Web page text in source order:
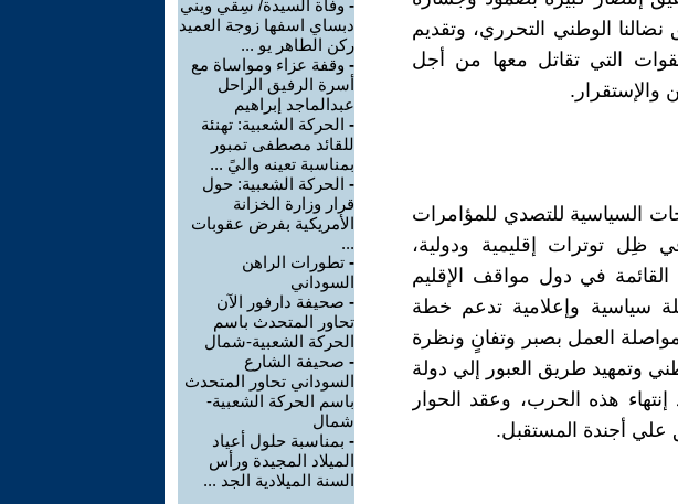
الوطني التحرري، وتقديم
التي تقاتل معها من أجل
والإستقرار.
السياسية للتصدي للمؤامرات
توترات إقليمية ودولية،
في دول مواقف الإقليم
سياسية وإعلامية تدعم خطة
العمل بصبر وتفانٍ ونظرة
وتمهيد طريق العبور إلي دولة
إنتهاء هذه الحرب، وعقد الحوار
علي أجندة المستقبل.
- وفاة السيدة/ سِقي ويني
دبساي اسفها زوجة العميد
ركن الطاهر يو ...
- وقفة عزاء ومواساة مع
أسرة الرفيق الراحل
عبدالماجد إبراهيم
- الحركة الشعبية: تهنئة
للقائد مصطفى تمبور
بمناسبة تعينه واليً ...
- الحركة الشعبية: حول
قرار وزارة الخزانة
الأمريكية بفرض عقوبات
...
- تطورات الراهن
السوداني
- صحيفة دارفور الآن
تحاور المتحدث باسم
الحركة الشعبية-شمال
- صحيفة الشارع
السوداني تحاور المتحدث
باسم الحركة الشعبية-
شمال
- بمناسبة حلول أعياد
الميلاد المجيدة ورأس
السنة الميلادية الجد ...